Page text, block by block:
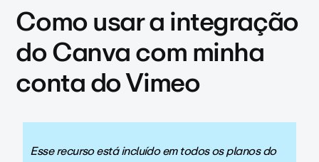
Como usar a integração
do Canva com minha
conta do Vimeo
Esse recurso está incluído em todos os planos do